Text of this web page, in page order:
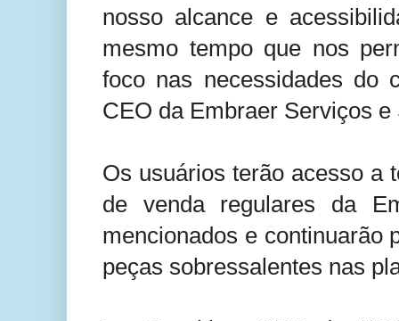
nosso alcance e
mesmo tempo que nos
foco nas necessidades do
CEO da Embraer Serviços e
Os usuários terão acesso a
de venda regulares da
mencionados e continuarão
peças sobressalentes nas